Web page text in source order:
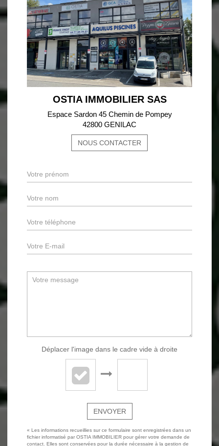
OSTIA IMMOBILIER SAS
Espace Sardon 45 Chemin de Pompey
42800 GENILAC
NOUS CONTACTER
Déplacer l'image dans le cadre vide à droite
ENVOYER
« Les informations recueillies sur ce formulaire sont enregistrées dans un
fichier informatisé par OSTIA IMMOBILIER pour gérer votre demande de
contact. Elles sont conservées pour la durée nécessaire à la gestion de